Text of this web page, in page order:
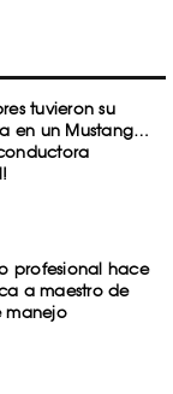
tuvieron su
en un Mustang…
profesional hace
a maestro de
manejo